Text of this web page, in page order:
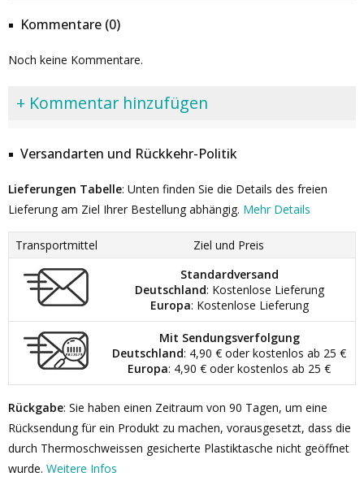
Kommentare (0)
Noch keine Kommentare.
+ Kommentar hinzufügen
Versandarten und Rückkehr-Politik
Lieferungen Tabelle: Unten finden Sie die Details des freien
Lieferung am Ziel Ihrer Bestellung abhängig. Mehr Details
Transportmittel
Ziel und Preis
Standardversand
Deutschland: Kostenlose Lieferung
Europa: Kostenlose Lieferung
Mit Sendungsverfolgung
Deutschland: 4,90 € oder kostenlos ab 25 €
Europa: 4,90 € oder kostenlos ab 25 €
Rückgabe: Sie haben einen Zeitraum von 90 Tagen, um eine
Rücksendung für ein Produkt zu machen, vorausgesetzt, dass die
durch Thermoschweissen gesicherte Plastiktasche nicht geöffnet
wurde. Weitere Infos